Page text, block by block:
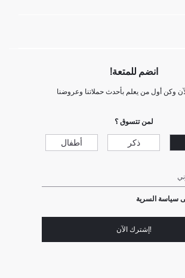
انضم للمتعة!
وكن أول من يعلم بأحدث حملاتنا وعروضنا
لمن تتسوق ؟
ذكر أطفال
سياسة السرية
!إشترك الآن